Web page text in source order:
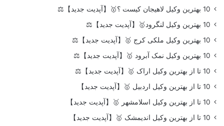
10 بهترین وکیل لاهیجان کیست ؟🥇【آپدیت جدید】⚖️
10 بهترین وکیل لنگرود🥇【آپدیت جدید】⚖️
10 بهترین وکیل ملکی کرج 🥇【آپدیت جدید】⚖️
10 بهترین وکیل نمک آبرود 🥇【آپدیت جدید】⚖️
10 تا از بهترین وکیل اراک 🥇【آپدیت جدید】⚖️
10 تا از بهترین وکیل اردبیل 🥇【آپدیت جدید】
10 تا از بهترین وکیل اسلامشهر 🥇【آپدیت جدید】
10 تا از بهترین وکیل اندیمشک 🥇【آپدیت جدید】